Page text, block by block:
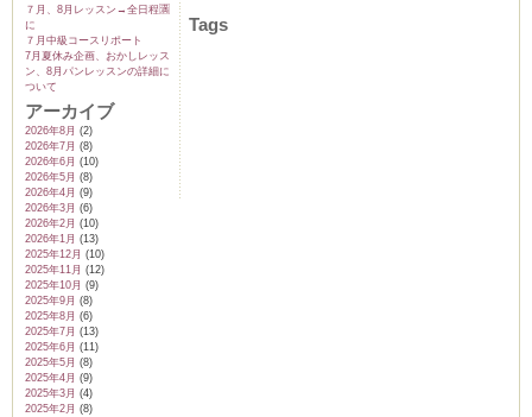
７月、8月レッスン→全日程🈵
に
７月中級コースリポート
7月夏休み企画、おかしレッス
ン、8月パンレッスンの詳細に
ついて
アーカイブ
2026年8月 (2)
2026年7月 (8)
2026年6月 (10)
2026年5月 (8)
2026年4月 (9)
2026年3月 (6)
2026年2月 (10)
2026年1月 (13)
2025年12月 (10)
2025年11月 (12)
2025年10月 (9)
2025年9月 (8)
2025年8月 (6)
2025年7月 (13)
2025年6月 (11)
2025年5月 (8)
2025年4月 (9)
2025年3月 (4)
2025年2月 (8)
Tags